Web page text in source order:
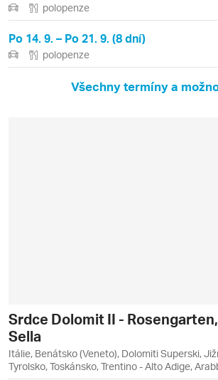
polopenze
Po 14. 9. – Po 21. 9. (8 dní)
polopenze
Všechny termíny a
Srdce Dolomit II -
Sella
Itálie, Benátsko (Veneto), Dolomiti Superski,
Tyrolsko, Toskánsko, Trentino - Alto Adige,